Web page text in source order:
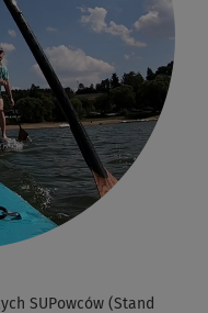
SUPowców (Stand